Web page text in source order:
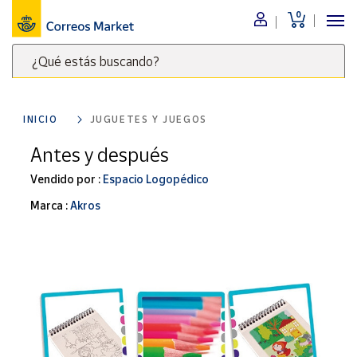
0
¿Qué estás buscando?
clave
para
buscar
productos
Menú
Nuestro
catálogo
Alimentación
Bebidas
Ocio y cultura
Juguetes y
y regalos
Tienda de
Correos
INICIO JUGUETES Y JUEGOS
Antes y después
Vendido por : Espacio Logopédico
Marca :Akros